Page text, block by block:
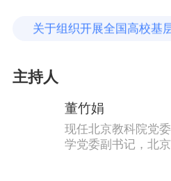
主持人
董竹娟
现任北京教科院党
学党委副书记，北